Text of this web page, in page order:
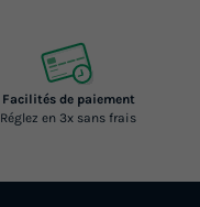
Facilités de paiement
Réglez en 3x sans frais